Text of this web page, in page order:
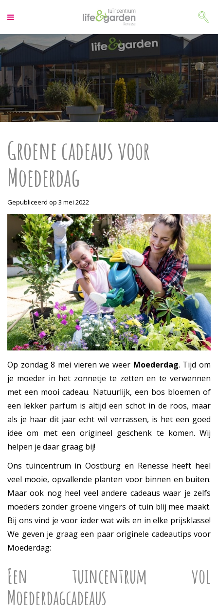
a
a
r
c
n
e
n
Groene cadeaus voor
Moederdag
Gepubliceerd op 3 mei 2022
Op zondag 8 mei vieren we weer Moederdag. Tijd om
je moeder in het zonnetje te zetten en te verwennen
met een mooi cadeau. Natuurlijk, een bos bloemen of
een lekker parfum is altijd een schot in de roos, maar
als je haar dit jaar echt wil verrassen, is het een goed
idee om met een origineel geschenk te komen. Wij
helpen je daar graag bij!
Ons tuincentrum in Oostburg en Renesse heeft heel
veel mooie, opvallende planten voor binnen en buiten.
Maar ook nog heel veel andere cadeaus waar je zelfs
moeders zonder groene vingers of tuin blij mee maakt.
Bij ons vind je voor ieder wat wils en in elke prijsklasse!
We geven je graag een paar originele cadeautips voor
Moederdag:
Een tuincentrum vol
Moederdagcadeaus